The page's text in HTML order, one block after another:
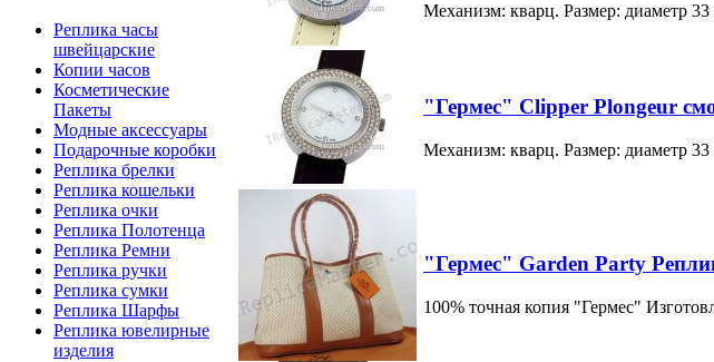
Реплика часы
швейцарские
Копии часов
Косметические
Пакеты
Модные аксессуары
Подарочные коробки
Реплика брелки
Реплика кошельки
Реплика очки
Реплика Полотенца
Реплика Ремни
Реплика ручки
Реплика сумки
Реплика Шарфы
Реплика ювелирные
изделия
Механизм: кварц. Размер: диаметр
"Гермес" Clipper Plongeur
Механизм: кварц. Размер: диаметр
"Гермес" Garden Party
100% точная копия "Гермес"